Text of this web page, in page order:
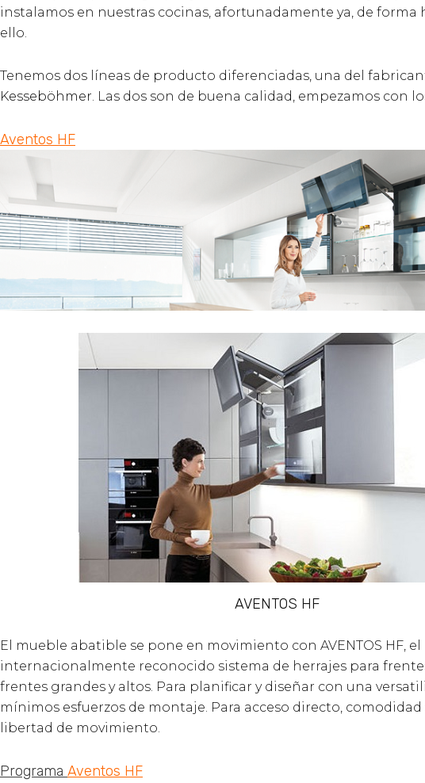
instalamos en nuestras cocinas, afortunadamente ya, de forma
ello.
Tenemos dos líneas de producto diferenciadas, una del
Kesseböhmer. Las dos son de buena calidad, empezamos con
Aventos HF
AVENTOS HF
El mueble abatible se pone en movimiento con AVENTOS HF, el
internacionalmente reconocido sistema de herrajes para
frentes grandes y altos. Para planificar y diseñar con una
mínimos esfuerzos de montaje. Para acceso directo, comodidad
libertad de movimiento.
Programa Aventos HF